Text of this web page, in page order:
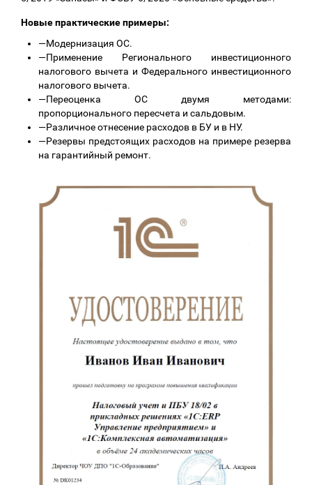
Новые практические примеры:
—Модернизация ОС.
—Применение Регионального инвестиционного
налогового вычета и Федерального инвестиционного
налогового вычета.
—Переоценка ОС двумя методами:
пропорционального пересчета и сальдовым.
—Различное отнесение расходов в БУ и в НУ.
—Резервы предстоящих расходов на примере резерва
на гарантийный ремонт.